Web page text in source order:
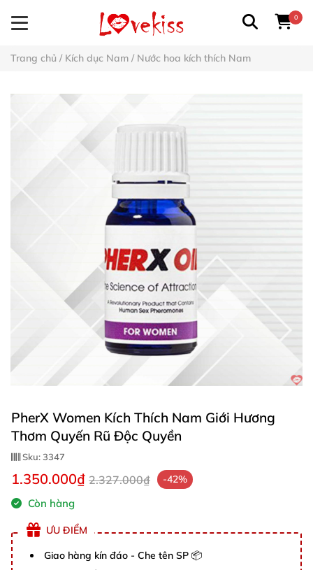
0
Trang chủ / Kích dục Nam / Nước hoa kích thích Nam
PherX Women Kích Thích Nam Giới Hương
Thơm Quyến Rũ Độc Quyền
Sku:3347
1.350.000₫ 2.327.000₫ -42%
Còn hàng
ƯU ĐIỂM
Giao hàng kín đáo - Che tên SP 📦